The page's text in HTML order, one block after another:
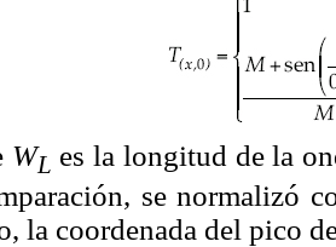
WL es la longitud de la
se normalizó
la coordenada del pico